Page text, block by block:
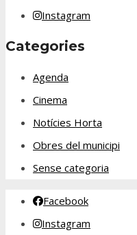
Instagram
Categories
Agenda
Cinema
Notícies Horta
Obres del municipi
Sense categoria
Facebook
Instagram